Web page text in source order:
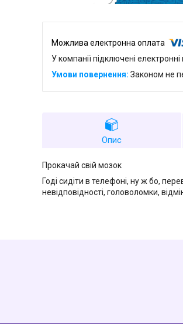
У компанії підключені
Законом не
Опис
Прокачай свій мозок
Годі сидіти в телефоні, ну ж бо,
невідповідності, головоломки,